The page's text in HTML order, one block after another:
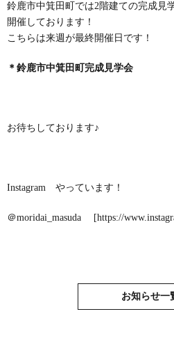
鈴鹿市中箕田町では2階建ての完成見
開催しております！
こちらは来週が最終開催日です！
＊鈴鹿市中箕田町完成見学会
お待ちしております♪
Instagram やっています！
＠moridai_masuda [https://
お知らせ一